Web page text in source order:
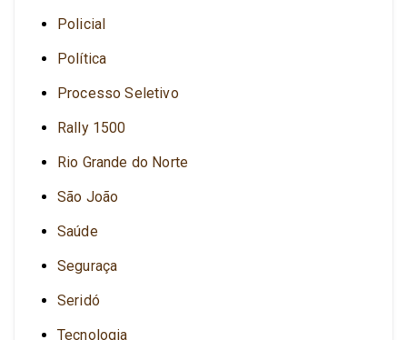
Policial
Política
Processo Seletivo
Rally 1500
Rio Grande do Norte
São João
Saúde
Seguraça
Seridó
Tecnologia